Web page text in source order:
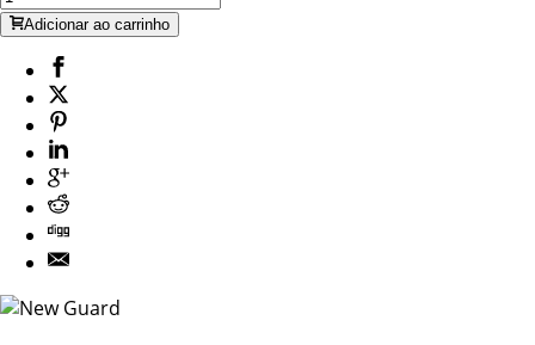
Adicionar ao carrinho